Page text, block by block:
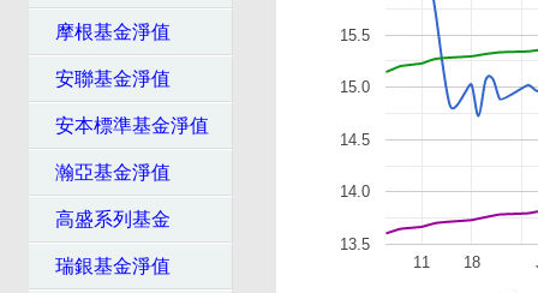
摩根基金淨值
安聯基金淨值
安本標準基金淨值
瀚亞基金淨值
高盛系列基金
瑞銀基金淨值 11 18
13.5
14.0
14.5
15.0
15.5